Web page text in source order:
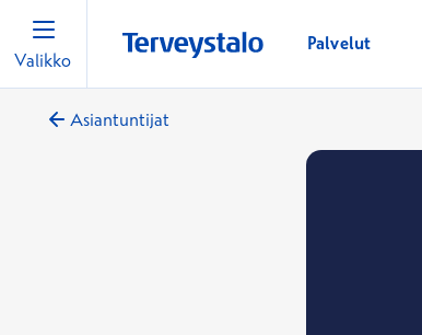
Valikko
Palvelut
Asiantuntijat